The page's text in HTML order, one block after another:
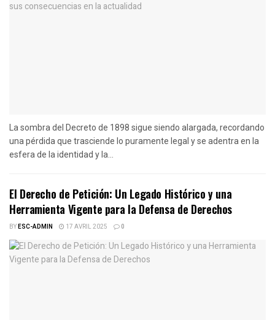
La sombra del Decreto de 1898 sigue siendo alargada, recordando
una pérdida que trasciende lo puramente legal y se adentra en la
esfera de la identidad y la...
El Derecho de Petición: Un Legado Histórico y una
Herramienta Vigente para la Defensa de Derechos
BYESC-ADMIN 17 AVRIL 2025 0